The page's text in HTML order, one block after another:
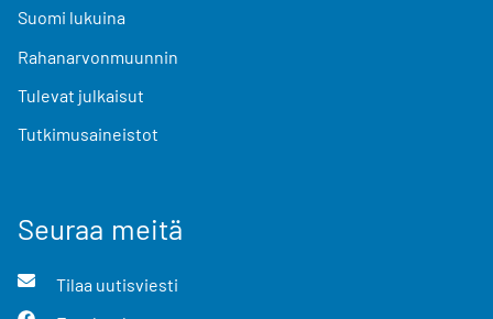
Suomi lukuina
Rahanarvonmuunnin
Tulevat julkaisut
Tutkimusaineistot
Seuraa meitä
Tilaa uutisviesti